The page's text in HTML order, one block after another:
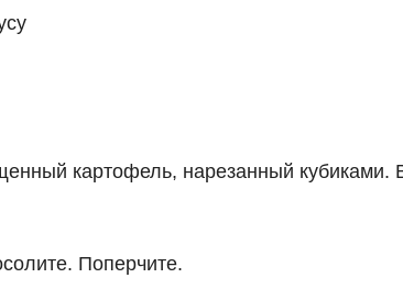
картофель, нарезанный кубиками.
Поперчите.